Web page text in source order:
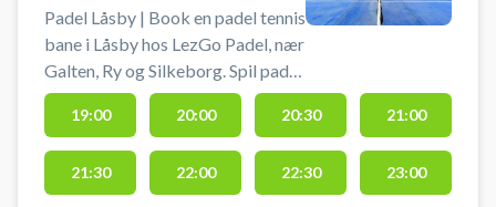
Padel Låsby | Book en padel tennis
bane i Låsby hos LezGo Padel, nær
Galten, Ry og Silkeborg. Spil padel
tennis hos LezGo Padel Låsby der
har 4 indendørs padel tennis baner,
som alle er doublebaner. Der er
omklædning og bad i LezGo Padel
19:00 20:00 20:30 21:00
21:30 22:00 22:30 23:00